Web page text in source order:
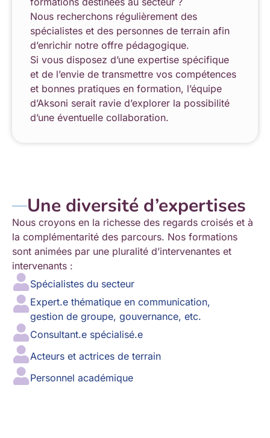
Nous recherchons régulièrement des
spécialistes et des personnes de terrain afin
d’enrichir notre offre pédagogique.
Si vous disposez d’une expertise spécifique
et de l’envie de transmettre vos compétences
et bonnes pratiques en formation, l’équipe
d’Aksoni serait ravie d’explorer la possibilité
d’une éventuelle collaboration.
Une diversité d’expertises
Nous croyons en la richesse des regards croisés et à
la complémentarité des parcours. Nos formations
sont animées par une pluralité d’intervenantes et
intervenants :
Spécialistes du secteur
Expert.e thématique en communication,
gestion de groupe, gouvernance, etc.
Consultant.e spécialisé.e
Acteurs et actrices de terrain
Personnel académique